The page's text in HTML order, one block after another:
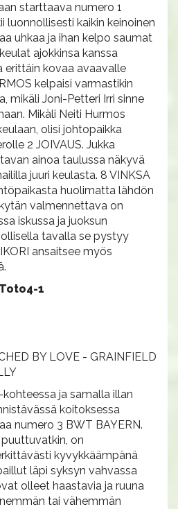
starttaava numero 1
luonnollisesti kaikin keinoinen
uhkaa ja ihan kelpo saumat
ajokkinsa kanssa
erittäin kovaa avaavalle
kelpaisi varmastikin
mikäli Joni-Petteri Irri sinne
Mikäli Neiti Hurmos
olisi johtopaikka
2 JOIVAUS. Jukka
ainoa taulussa näkyvä
juuri keulasta. 8 VINKSA
huolimatta lähdön
valmennettava on
iskussa ja juoksun
tavalla se pystyy
ansaitsee myös
1
BY LOVE - GRAINFIELD
ja samalla illan
koitoksessa
numero 3 BWT BAYERN.
on
kyvykkäämpänä
läpi syksyn vahvassa
olleet haastavia ja ruuna
tai vähemmän